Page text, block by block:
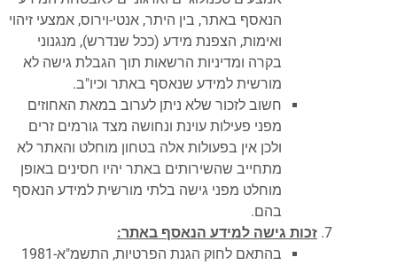
הנאסף באתר, בין היתר, אנטי-וירוס, אמצעי זיהוי
ואימות, הצפנת מידע (ככל שנדרש), מנגנוני
בקרה ומדיניות הרשאות תוך הגבלת גישה לא
מורשית למידע שנאסף באתר וכיו"ב.
חשוב לזכור שלא ניתן לערוב במאת האחוזים
מפני פעילות עוינת ונחושה מצד גורמים זרים
ולכן אין בפעולות אלה בטחון מוחלט והאתר לא
מתחייב שהשירותים באתר יהיו חסינים באופן
מוחלט מפני גישה בלתי מורשית למידע הנאסף
בהם.
זכות גישה למידע הנאסף באתר:
בהתאם לחוק הגנת הפרטיות, התשמ"א-1981